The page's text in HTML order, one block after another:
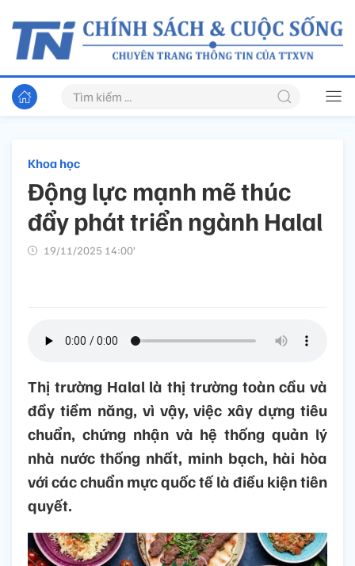
Khoa học
Động lực mạnh mẽ thúc
đẩy phát triển ngành Halal
19/11/2025 14:00’
Thị trường Halal là thị trường toàn cầu và
đầy tiềm năng, vì vậy, việc xây dựng tiêu
chuẩn, chứng nhận và hệ thống quản lý
nhà nước thống nhất, minh bạch, hài hòa
với các chuẩn mực quốc tế là điều kiện tiên
quyết.